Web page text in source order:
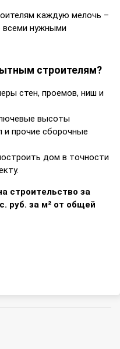
каждую мелочь –
всеми нужными
строителям?
стен, проемов, ниш и
высоты
и прочие сборочные
дом в точности
строительство за
руб. за м² от общей